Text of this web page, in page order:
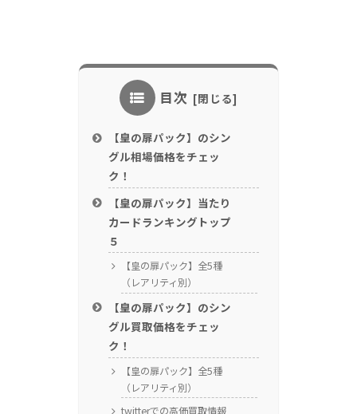
目次
【皇の扉パック】のシン
グル相場価格をチェッ
ク！
【皇の扉パック】当たり
カードランキングトップ
５
【皇の扉パック】全5種
（レアリティ別）
【皇の扉パック】のシン
グル買取価格をチェッ
ク！
【皇の扉パック】全5種
（レアリティ別）
twitterでの高価買取情報